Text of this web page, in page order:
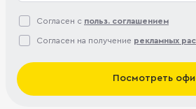
Согласен с польз. соглашением
Согласен на получение рекламных
Посмотреть